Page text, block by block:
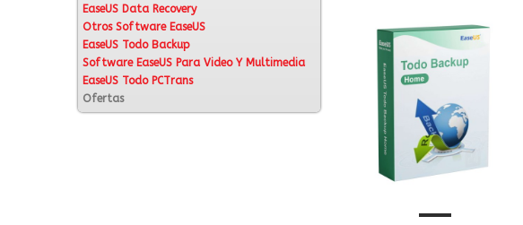
EaseUS Data Recovery
Otros Software EaseUS
EaseUS Todo Backup
Software EaseUS Para Video Y Multimedia
EaseUS Todo PCTrans
Ofertas